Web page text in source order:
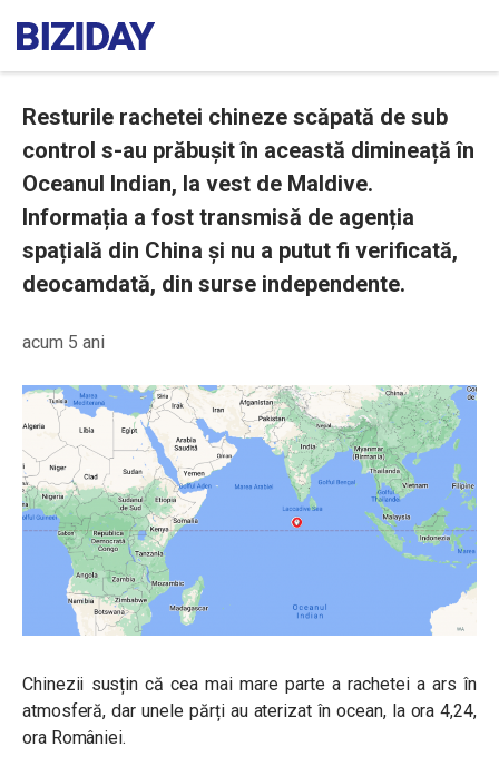
Resturile rachetei chineze scăpată de sub
control s-au prăbușit în această dimineață în
Oceanul Indian, la vest de Maldive.
Informația a fost transmisă de agenția
spațială din China și nu a putut fi verificată,
deocamdată, din surse independente.
acum 5 ani
Chinezii susțin că cea mai mare parte a rachetei a ars în
atmosferă, dar unele părți au aterizat în ocean, la ora 4,24,
ora României.